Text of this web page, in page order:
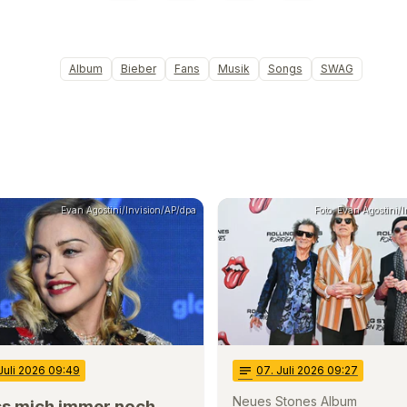
Album Bieber Fans Musik Songs SWAG
Evan Agostini/Invision/AP/dpa
2026 09:49
Foto: Evan
notes 07. Juli 2026 09:27
Neues Stones Album